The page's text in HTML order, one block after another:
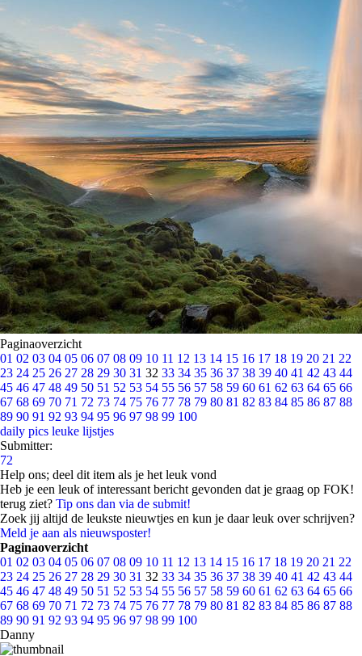
Paginaoverzicht
01 02 03 04 05 06 07 08 09 10 11 12 13 14 15 16 17 18 19 20 21 22
23 24 25 26 27 28 29 30 31 32 33 34 35 36 37 38 39 40 41 42 43 44
45 46 47 48 49 50 51 52 53 54 55 56 57 58 59 60 61 62 63 64 65 66
67 68 69 70 71 72 73 74 75 76 77 78 79 80 81 82 83 84 85 86 87 88
89 90 91 92 93 94 95 96 97 98 99 100
daily pics leuke lijstjes
Submitter:
72
Help ons; deel dit item als je het leuk vond
Heb je een leuk of interessant bericht gevonden dat je graag op FOK!
terug ziet? Tip ons dan via de submit!
Zoek jij altijd de leukste nieuwtjes en kun je daar leuk over schrijven?
Meld je aan als nieuwsposter!
Paginaoverzicht
01 02 03 04 05 06 07 08 09 10 11 12 13 14 15 16 17 18 19 20 21 22
23 24 25 26 27 28 29 30 31 32 33 34 35 36 37 38 39 40 41 42 43 44
45 46 47 48 49 50 51 52 53 54 55 56 57 58 59 60 61 62 63 64 65 66
67 68 69 70 71 72 73 74 75 76 77 78 79 80 81 82 83 84 85 86 87 88
89 90 91 92 93 94 95 96 97 98 99 100
Danny